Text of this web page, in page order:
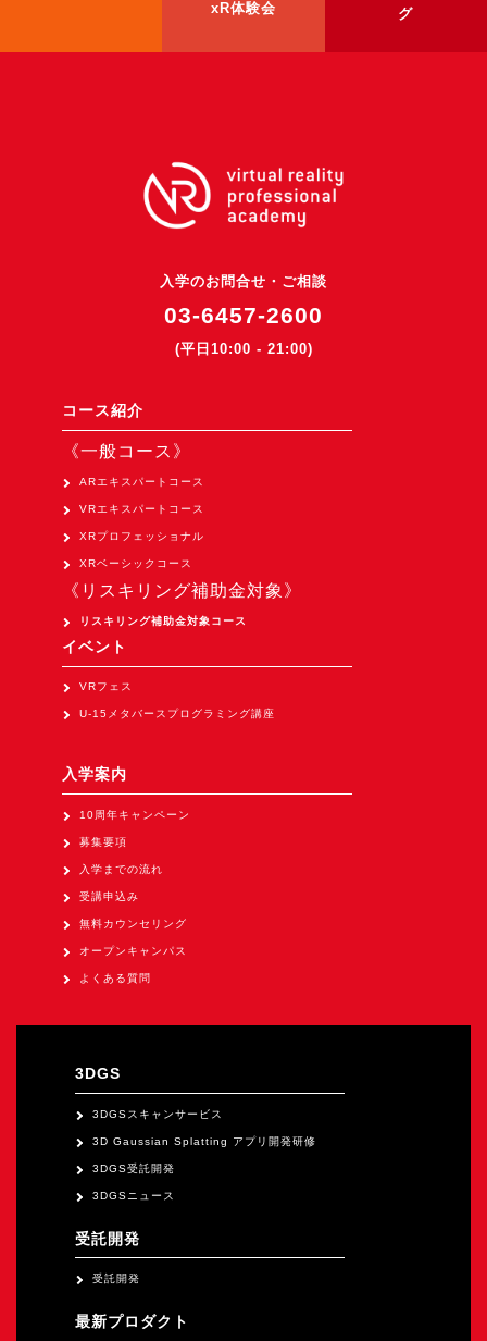
xR体験会 グ
入学のお問合せ・ご相談
03-6457-2600
(平日10:00 - 21:00)
コース紹介
《一般コース》
ARエキスパートコース
VRエキスパートコース
XRプロフェッショナル
XRベーシックコース
《リスキリング補助金対象》
リスキリング補助金対象コース
イベント
VRフェス
U-15メタバースプログラミング講座
入学案内
10周年キャンペーン
募集要項
入学までの流れ
受講申込み
無料カウンセリング
オープンキャンパス
よくある質問
3DGS
3DGSスキャンサービス
3D Gaussian Splatting アプリ開発研修
3DGS受託開発
3DGSニュース
受託開発
受託開発
最新プロダクト